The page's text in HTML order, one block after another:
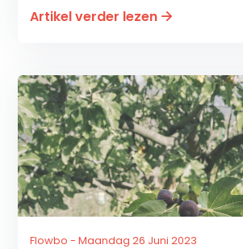
Artikel verder lezen
Flowbo - Maandag 26 Juni 2023